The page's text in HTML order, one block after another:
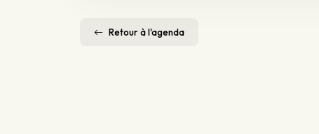
Retour à l'agenda